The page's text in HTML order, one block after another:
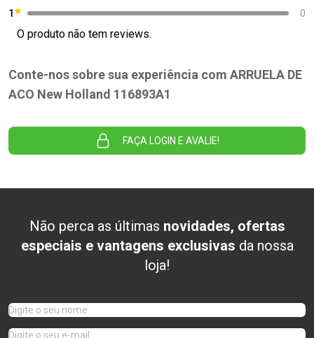
1
0
O produto não tem reviews.
Conte-nos sobre sua experiência com ARRUELA DE
ACO New Holland 116893A1
FAÇA LOGIN E AVALIE!
Não perca as últimas novidades, ofertas
especiais e vantagens exclusivas da nossa
loja!